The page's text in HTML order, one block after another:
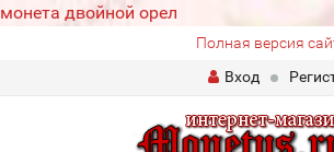
монета двойной орел
Полная версия
Вход